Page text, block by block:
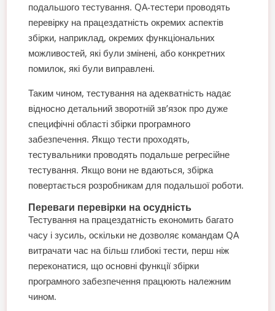
подальшого тестування. QA-тестери проводять
перевірку на працездатність окремих аспектів
збірки, наприклад, окремих функціональних
можливостей, які були змінені, або конкретних
помилок, які були виправлені.
Таким чином, тестування на адекватність надає
відносно детальний зворотній зв’язок про дуже
специфічні області збірки програмного
забезпечення. Якщо тести проходять,
тестувальники проводять подальше регресійне
тестування. Якщо вони не вдаються, збірка
повертається розробникам для подальшої роботи.
Переваги перевірки на осудність
Тестування на працездатність економить багато
часу і зусиль, оскільки не дозволяє командам QA
витрачати час на більш глибокі тести, перш ніж
переконатися, що основні функції збірки
програмного забезпечення працюють належним
чином.